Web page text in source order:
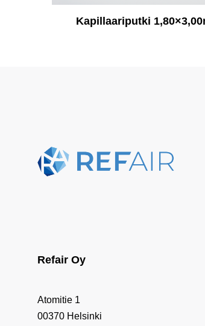
Kapillaariputki
Refair Oy
Atomitie 1
00370 Helsinki